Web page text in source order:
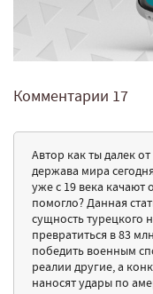
Комментарии 17
Автор как ты далек
держава мира
уже с 19 века качают
помогло? Данная
сущность турецкого
превратиться в 83
победить военным
реалии другие, а
наносят удары по